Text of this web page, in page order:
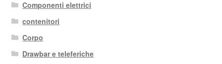
Componenti elettrici
contenitori
Corpo
Drawbar e teleferiche